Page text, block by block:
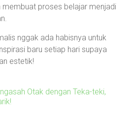
membuat proses belajar menjadi
nggak ada habisnya untuk
baru setiap hari supaya
estetik!
Otak dengan Teka-teki,